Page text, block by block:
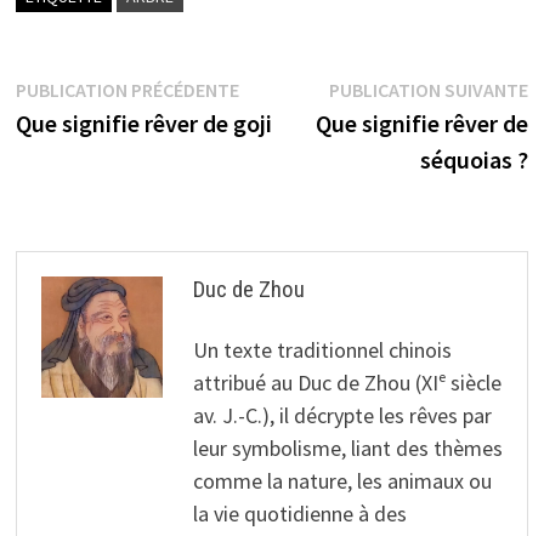
Navigation
de
PUBLICATION PRÉCÉDENTEPublication
précédente :
Que signifie rêver de goji
PUBLICATION SUIVANTE
Que signifie rêver de
séquoias ?
Duc de Zhou
Un texte traditionnel chinois
attribué au Duc de Zhou (XIᵉ siècle
av. J.-C.), il décrypte les rêves par
leur symbolisme, liant des thèmes
comme la nature, les animaux ou
la vie quotidienne à des